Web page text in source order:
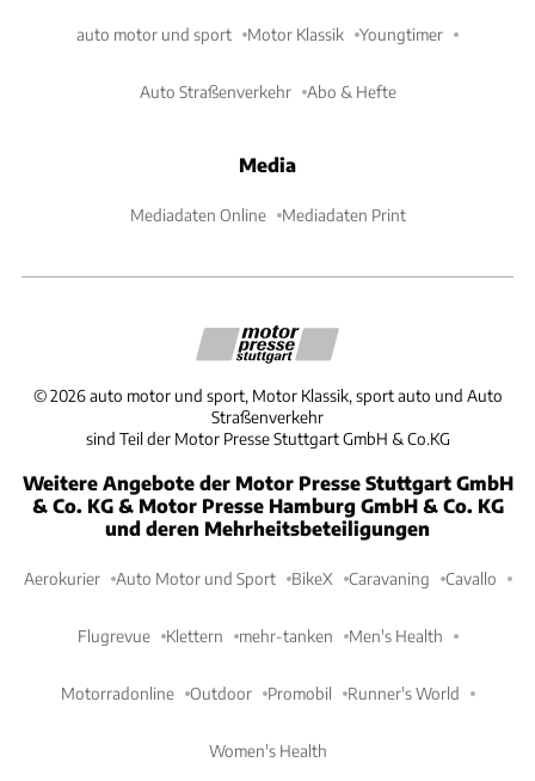
auto motor und sport Motor Klassik Youngtimer
Auto Straßenverkehr Abo & Hefte
Media
Mediadaten Online Mediadaten Print
©2026 auto motor und sport, Motor Klassik, sport auto und Auto
Straßenverkehr
sind Teil der Motor Presse Stuttgart GmbH & Co.KG
Weitere Angebote der Motor Presse Stuttgart GmbH
& Co. KG & Motor Presse Hamburg GmbH & Co. KG
und deren Mehrheitsbeteiligungen
Aerokurier Auto Motor und Sport BikeX Caravaning Cavallo
Flugrevue Klettern mehr-tanken Men's Health
Motorradonline Outdoor Promobil Runner's World
Women's Health